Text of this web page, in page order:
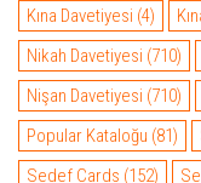
Kına Davetiyesi (4)
Nikah Davetiyesi (710)
Nişan Davetiyesi (710)
Popular Kataloğu (81)
Sedef Cards (152)